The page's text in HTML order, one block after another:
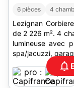
6 pièces 4
Lezignan
de 2 226 m². 4
lumineuse avec
spa/jacuzzi,